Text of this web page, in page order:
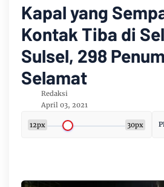
Kapal yang
Kontak Tiba di
Sulsel, 298
Selamat
Redaksi
April 03, 2021
12px 30px